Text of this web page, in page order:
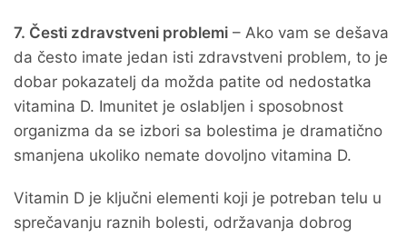
7. Česti zdravstveni problemi – Ako vam se dešava
da često imate jedan isti zdravstveni problem, to je
dobar pokazatelj da možda patite od nedostatka
vitamina D. Imunitet je oslabljen i sposobnost
organizma da se izbori sa bolestima je dramatično
smanjena ukoliko nemate dovoljno vitamina D.
Vitamin D je ključni elementi koji je potreban telu u
sprečavanju raznih bolesti, održavanja dobrog